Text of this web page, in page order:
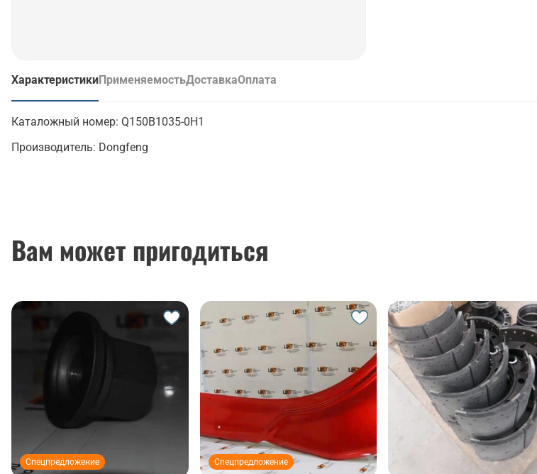
Характеристики
(активная вкладка)
ПрименяемостьДоставкаОплата
Каталожный номер: Q150B1035-0H1
Производитель: Dongfeng
Вам может пригодиться
Спецпредложение Спецпредложение